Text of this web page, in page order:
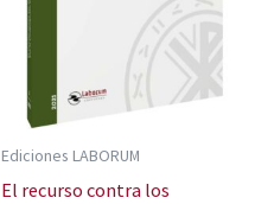
Ediciones LABORUM
El recurso contra los